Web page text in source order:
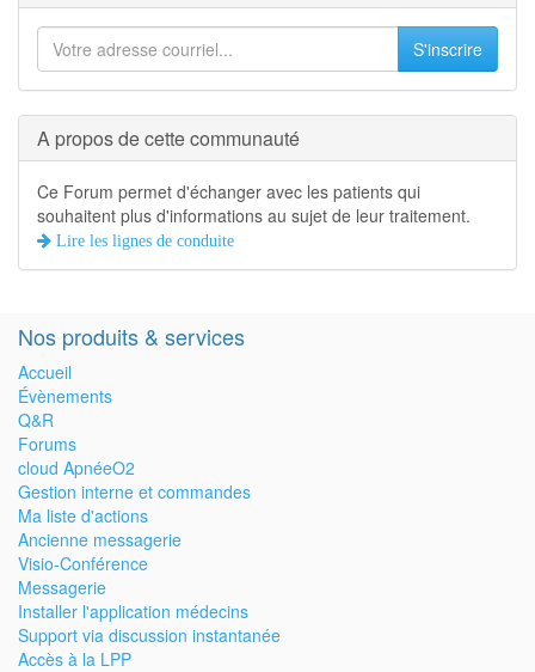
S'inscrire
A propos de cette communauté
Ce Forum permet d'échanger avec les patients qui
souhaitent plus d'informations au sujet de leur traitement.
Lire les lignes de conduite
Nos produits & services
Accueil
Évènements
Q&R
Forums
cloud ApnéeO2
Gestion interne et commandes
Ma liste d'actions
Ancienne messagerie
Visio-Conférence
Messagerie
Installer l'application médecins
Support via discussion instantanée
Accès à la LPP